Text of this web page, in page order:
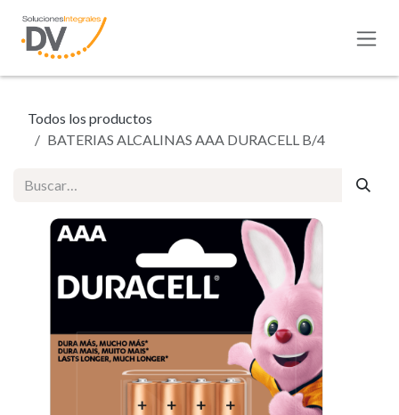
Todos los productos
BATERIAS ALCALINAS AAA DURACELL B/4